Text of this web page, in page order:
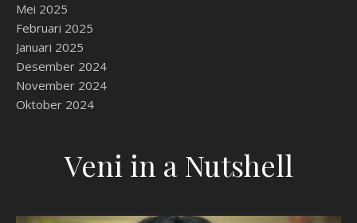
Mei 2025
Februari 2025
Januari 2025
Desember 2024
November 2024
Oktober 2024
Veni in a Nutshell